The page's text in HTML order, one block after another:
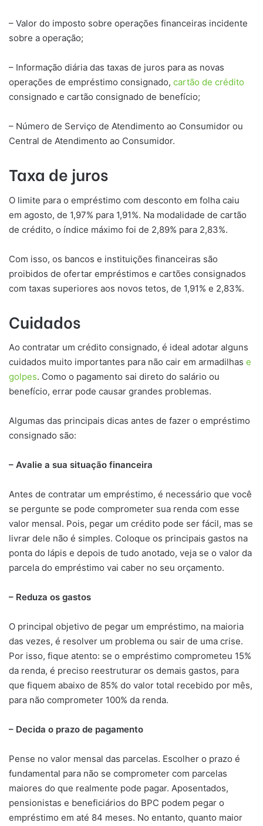
– Valor do imposto sobre operações financeiras incidente
sobre a operação;
– Informação diária das taxas de juros para as novas
operações de empréstimo consignado, cartão de crédito
consignado e cartão consignado de benefício;
– Número de Serviço de Atendimento ao Consumidor ou
Central de Atendimento ao Consumidor.
Taxa de juros
O limite para o empréstimo com desconto em folha caiu
em agosto, de 1,97% para 1,91%. Na modalidade de cartão
de crédito, o índice máximo foi de 2,89% para 2,83%.
Com isso, os bancos e instituições financeiras são
proibidos de ofertar empréstimos e cartões consignados
com taxas superiores aos novos tetos, de 1,91% e 2,83%.
Cuidados
Ao contratar um crédito consignado, é ideal adotar alguns
cuidados muito importantes para não cair em armadilhas e
golpes. Como o pagamento sai direto do salário ou
benefício, errar pode causar grandes problemas.
Algumas das principais dicas antes de fazer o empréstimo
consignado são:
– Avalie a sua situação financeira
Antes de contratar um empréstimo, é necessário que você
se pergunte se pode comprometer sua renda com esse
valor mensal. Pois, pegar um crédito pode ser fácil, mas se
livrar dele não é simples. Coloque os principais gastos na
ponta do lápis e depois de tudo anotado, veja se o valor da
parcela do empréstimo vai caber no seu orçamento.
– Reduza os gastos
O principal objetivo de pegar um empréstimo, na maioria
das vezes, é resolver um problema ou sair de uma crise.
Por isso, fique atento: se o empréstimo comprometeu 15%
da renda, é preciso reestruturar os demais gastos, para
que fiquem abaixo de 85% do valor total recebido por mês,
para não comprometer 100% da renda.
– Decida o prazo de pagamento
Pense no valor mensal das parcelas. Escolher o prazo é
fundamental para não se comprometer com parcelas
maiores do que realmente pode pagar. Aposentados,
pensionistas e beneficiários do BPC podem pegar o
empréstimo em até 84 meses. No entanto, quanto maior